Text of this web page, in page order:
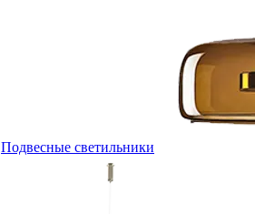
Подвесные светильники